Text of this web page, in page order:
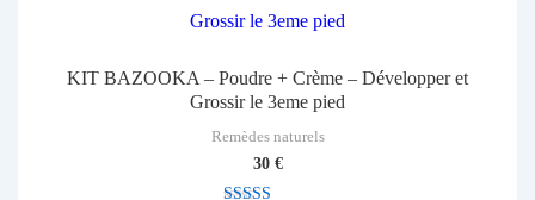
KIT BAZOOKA – Poudre + Crème – Développer et
Grossir le 3eme pied
Remèdes naturels
30 €